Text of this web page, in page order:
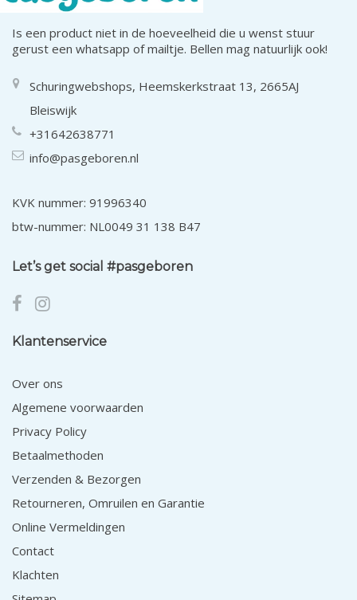
Is een product niet in de hoeveelheid die u wenst stuur
gerust een whatsapp of mailtje. Bellen mag natuurlijk ook!
Schuringwebshops, Heemskerkstraat 13, 2665AJ
Bleiswijk
+31642638771
info@pasgeboren.nl
KVK nummer: 91996340
btw-nummer: NL0049 31 138 B47
Let’s get social #pasgeboren
Klantenservice
Over ons
Algemene voorwaarden
Privacy Policy
Betaalmethoden
Verzenden & Bezorgen
Retourneren, Omruilen en Garantie
Online Vermeldingen
Contact
Klachten